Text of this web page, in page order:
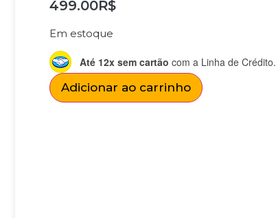
499.00R$
Em estoque
Até 12x sem cartão com a Linha de Crédito.
Adicionar ao carrinho